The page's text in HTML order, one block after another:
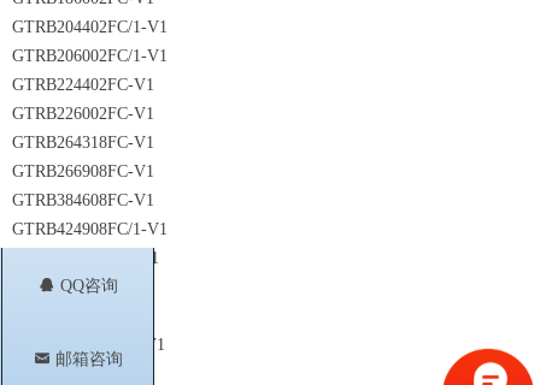
뀩 QQ咨询
낂 邮箱咨询
GTRB204402FC/1-V1
GTRB206002FC/1-V1
GTRB224402FC-V1
GTRB226002FC-V1
GTRB264318FC-V1
GTRB266908FC-V1
GTRB384608FC-V1
GTRB424908FC/1-V1
GTVA101K42EV-V1
GTVA104001FA-V1
GTVA107001EFC-V1